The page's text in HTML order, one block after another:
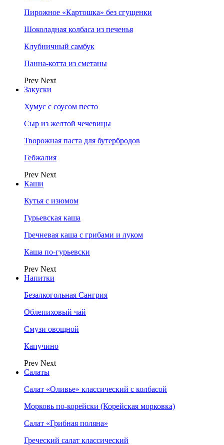
Пирожное «Картошка» без сгущенки
Шоколадная колбаса из печенья
Клубничный самбук
Панна-котта из сметаны
Prev Next
Закуски
Хумус с соусом песто
Сыр из желтой чечевицы
Творожная паста для бутербродов
Гебжалия
Prev Next
Каши
Кутья с изюмом
Гурьевская каша
Гречневая каша с грибами и луком
Каша по-гурьевски
Prev Next
Напитки
Безалкогольная Сангрия
Облепиховый чай
Смузи овощной
Капучино
Prev Next
Салаты
Салат «Оливье» классический с колбасой
Морковь по-корейски (Корейская морковка)
Салат «Грибная поляна»
Греческий салат классический